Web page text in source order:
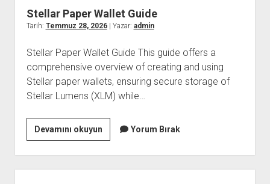
Arac
Modelleri
Stellar Paper Wallet Guide
Tarih: Temmuz 28, 2026| Yazar: admin
Stellar Paper Wallet Guide This guide offers a
comprehensive overview of creating and using
Stellar paper wallets, ensuring secure storage of
Stellar Lumens (XLM) while…
Devamını okuyunStellar
Paper
Wallet
Guide
Yorum Bırak